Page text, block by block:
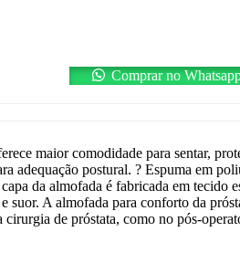
Comprar no
maior comodidade para sentar,
adequação postural. ? Espuma em
da almofada é fabricada em tecido
A almofada para conforto da
de próstata, como no pós-